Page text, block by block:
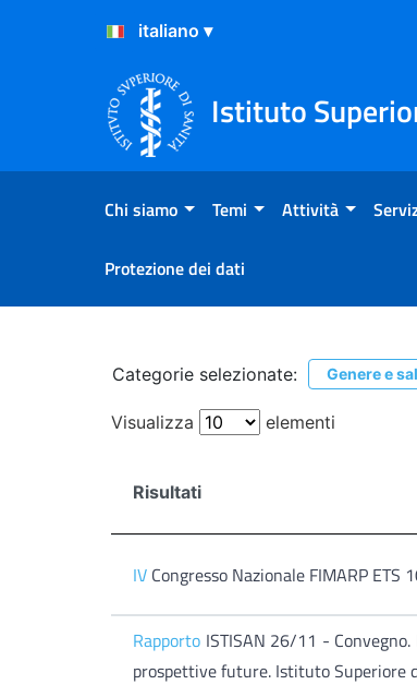
Salta al Contenuto
Salta al Footer
Istituto
Chi siamo Temi Attività
Protezione dei dati
RicercaCategorie selezionate: Genere e
Visualizza elementi
Risultati
IV Congresso Nazionale FIMARP
Rapporto ISTISAN 26/11 -
prospettive future. Istituto Superiore